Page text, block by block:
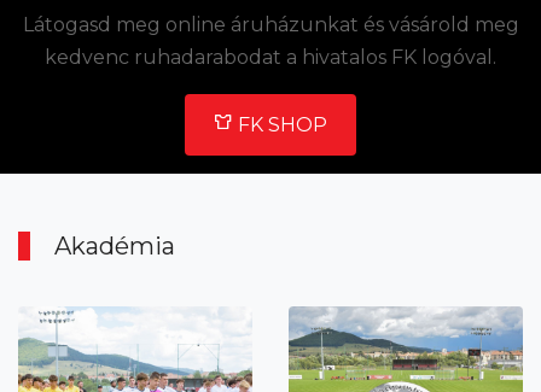
Látogasd meg online áruházunkat és vásárold meg
kedvenc ruhadarabodat a hivatalos FK logóval.
FK SHOP
Akadémia